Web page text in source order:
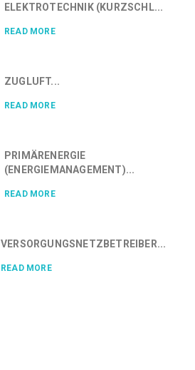
ELEKTROTECHNIK (KURZSCHL...
READ MORE
ZUGLUFT...
READ MORE
PRIMÄRENERGIE
(ENERGIEMANAGEMENT)...
READ MORE
VERSORGUNGSNETZBETREIBER...
READ MORE